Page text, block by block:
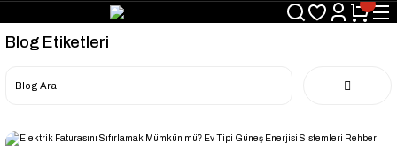
Blog Etiketleri